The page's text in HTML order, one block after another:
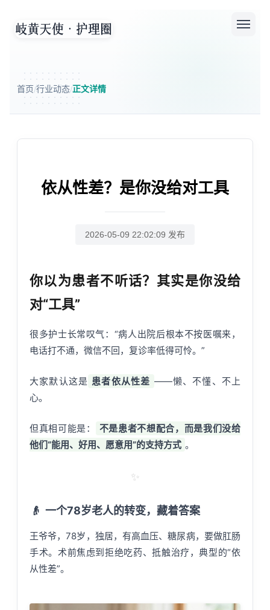
首页/行业动态/正文详情
依从性差？是你没给对工具
2026-05-09 22:02:09 发布
你以为患者不听话？其实是你没给
对“工具”
很多护士长常叹气：“病人出院后根本不按医嘱来，
电话打不通，微信不回，复诊率低得可怜。”
大家默认这是 患者依从性差 ——懒、不懂、不上
心。
但真相可能是：
不是患者不想配合，而是我们没给
他们“能用、好用、愿意用”的支持方式 。
✨
👴 一个78岁老人的转变，藏着答案
王爷爷，78岁，独居，有高血压、糖尿病，要做肛肠
手术。术前焦虑到拒绝吃药、抵触治疗，典型的“依
从性差”。